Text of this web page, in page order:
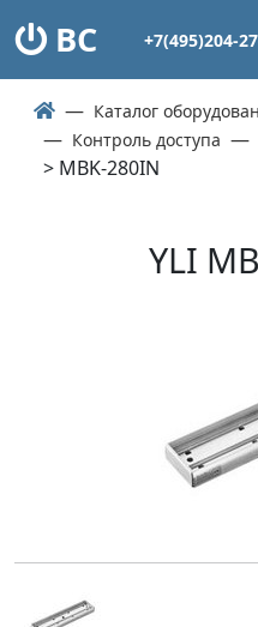
ВС +7(495)204-
Каталог
Контроль доступа
> MBK-280IN
YLI